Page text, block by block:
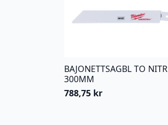
BAJONETTSAGBL TO NITR
300MM
788,75 kr